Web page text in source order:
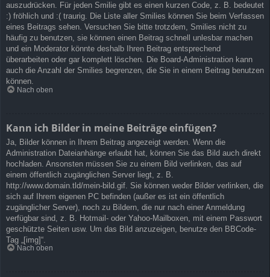
auszudrücken. Für jeden Smilie gibt es einen kurzen Code, z. B. bedeutet
:) fröhlich und :( traurig. Die Liste aller Smilies können Sie beim Verfassen
eines Beitrags sehen. Versuchen Sie bitte trotzdem, Smilies nicht zu
häufig zu benutzen, sie können einen Beitrag schnell unlesbar machen
und ein Moderator könnte deshalb Ihren Beitrag entsprechend
überarbeiten oder gar komplett löschen. Die Board-Administration kann
auch die Anzahl der Smilies begrenzen, die Sie in einem Beitrag benutzen
können.
Nach oben
Kann ich Bilder in meine Beiträge einfügen?
Ja, Bilder können in Ihrem Beitrag angezeigt werden. Wenn die
Administration Dateianhänge erlaubt hat, können Sie das Bild auch direkt
hochladen. Ansonsten müssen Sie zu einem Bild verlinken, das auf
einem öffentlich zugänglichen Server liegt, z. B.
http://www.domain.tld/mein-bild.gif. Sie können weder Bilder verlinken, die
sich auf Ihrem eigenen PC befinden (außer es ist ein öffentlich
zugänglicher Server), noch zu Bildern, die nur nach einer Anmeldung
verfügbar sind, z. B. Hotmail- oder Yahoo-Mailboxen, mit einem Passwort
geschützte Seiten usw. Um das Bild anzuzeigen, benutze den BBCode-
Tag „[img]“.
Nach oben